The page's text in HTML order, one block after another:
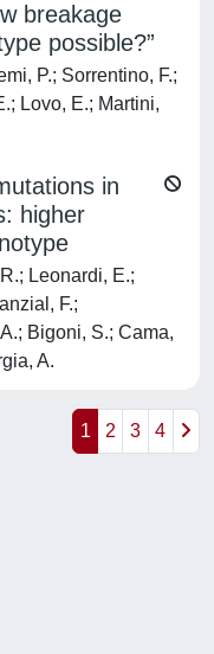
breakage
possible?”
P.; Sorrentino, F.;
Lovo, E.; Martini,
in
higher
Leonardi, E.;
F.;
Bigoni, S.; Cama,
A.
1 2 3 4